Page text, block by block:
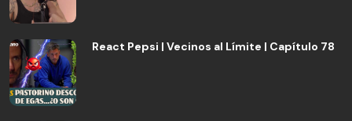
React Pepsi | Vecinos al Límite | Capítulo 78